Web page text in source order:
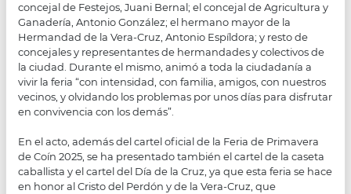
concejal de Festejos, Juani Bernal; el concejal de Agricultura y
Ganadería, Antonio González; el hermano mayor de la
Hermandad de la Vera-Cruz, Antonio Espíldora; y resto de
concejales y representantes de hermandades y colectivos de
la ciudad. Durante el mismo, animó a toda la ciudadanía a
vivir la feria “con intensidad, con familia, amigos, con nuestros
vecinos, y olvidando los problemas por unos días para disfrutar
en convivencia con los demás”.
En el acto, además del cartel oficial de la Feria de Primavera
de Coín 2025, se ha presentado también el cartel de la caseta
caballista y el cartel del Día de la Cruz, ya que esta feria se hace
en honor al Cristo del Perdón y de la Vera-Cruz, que